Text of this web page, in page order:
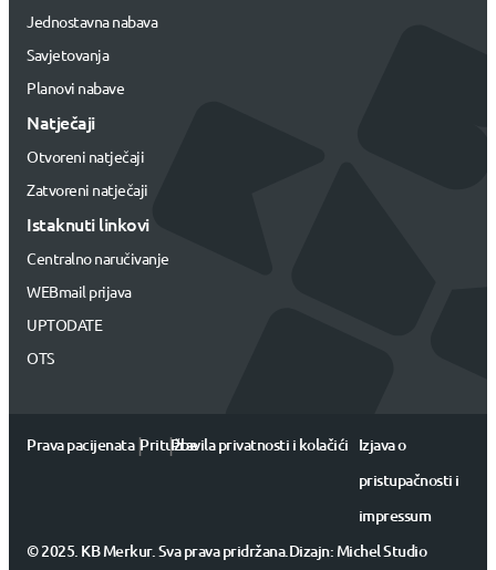
Jednostavna nabava
Savjetovanja
Planovi nabave
Natječaji
Otvoreni natječaji
Zatvoreni natječaji
Istaknuti linkovi
Centralno naručivanje
WEBmail prijava
UPTODATE
OTS
© 2025. KB Merkur. Sva prava pridržana.Dizajn: Michel Studio
Prava pacijenata |Pritužbe
|Pravila privatnosti i kolačići Izjava o
pristupačnosti i
impressum